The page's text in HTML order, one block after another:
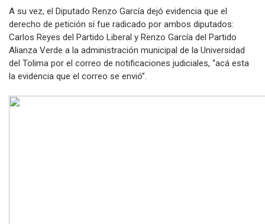
A su vez, el Diputado Renzo García dejó evidencia que el
derecho de petición sí fue radicado por ambos diputados:
Carlos Reyes del Partido Liberal y Renzo García del Partido
Alianza Verde a la administración municipal de la Universidad
del Tolima por el correo de notificaciones judiciales, “acá esta
la evidencia que el correo se envió”.